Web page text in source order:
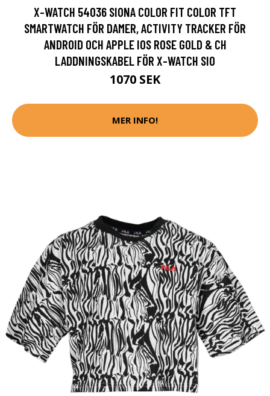
X-WATCH 54036 SIONA COLOR FIT COLOR TFT
SMARTWATCH FÖR DAMER, ACTIVITY TRACKER FÖR
ANDROID OCH APPLE IOS ROSE GOLD & CH
LADDNINGSKABEL FÖR X-WATCH SIO
1070 SEK
MER INFO!